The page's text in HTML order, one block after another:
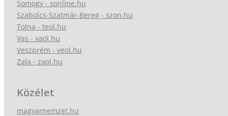
Somogy - sonline.hu
Szabolcs-Szatmár-Bereg - szon.hu
Tolna - teol.hu
Vas - vaol.hu
Veszprém - veol.hu
Zala - zaol.hu
Közélet
magyarnemzet.hu